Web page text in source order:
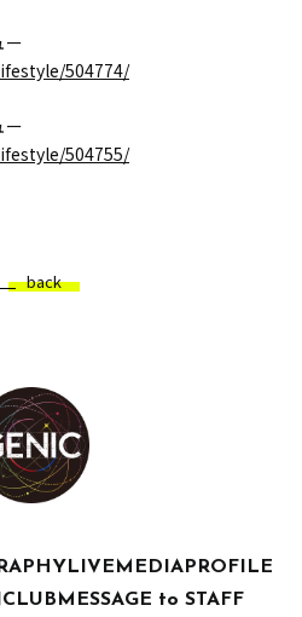
ー
504774/
ー
504755/
back
LIVE MEDIA PROFILE
MESSAGE to STAFF